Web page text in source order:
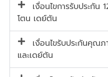
เงื่อนไขการรับประกัน
โตน เดย์ตัน
เงื่อนไขรับประกันคุณ
และเดย์ตัน